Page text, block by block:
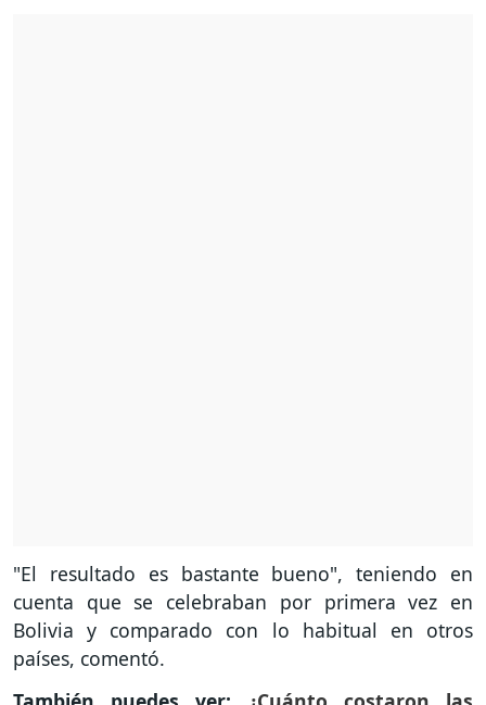
"El resultado es bastante bueno", teniendo en
cuenta que se celebraban por primera vez en
Bolivia y comparado con lo habitual en otros
países, comentó.